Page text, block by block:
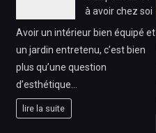
à avoir chez soi
Avoir un intérieur bien équipé et
un jardin entretenu, c’est bien
plus qu’une question
d’esthétique…
lire la suite